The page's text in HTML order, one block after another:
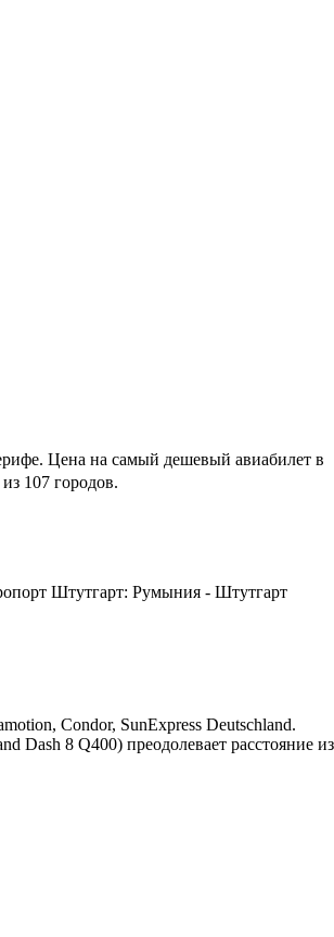
Цена на самый дешевый авиабилет в
107 городов.
Штутгарт: Румыния - Штутгарт
Condor, SunExpress Deutschland.
8 Q400) преодолевает расстояние из